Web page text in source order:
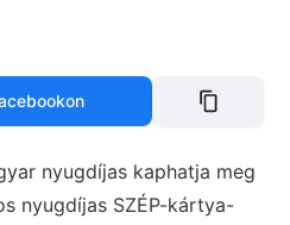
nyugdíjas kaphatja meg
nyugdíjas SZÉP-kártya-